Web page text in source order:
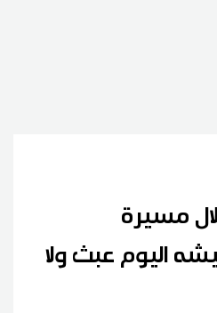
مسيرة
اليوم عبث ولا